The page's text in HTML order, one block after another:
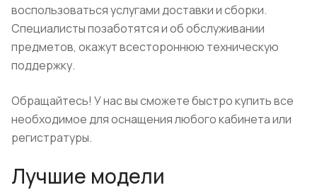
воспользоваться услугами доставки и сборки.
Специалисты позаботятся и об обслуживании
предметов, окажут всестороннюю техническую
поддержку.
Обращайтесь! У нас вы сможете быстро купить все
необходимое для оснащения любого кабинета или
регистратуры.
Лучшие модели